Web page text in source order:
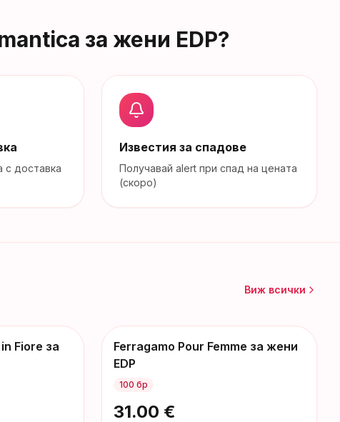
за жени EDP?
с доставка
Известия за спадове
Получавай alert при спад на цената
(скоро)
Виж всички
Fiore за
Ferragamo Pour Femme за жени
EDP
100 бр
31.00 €